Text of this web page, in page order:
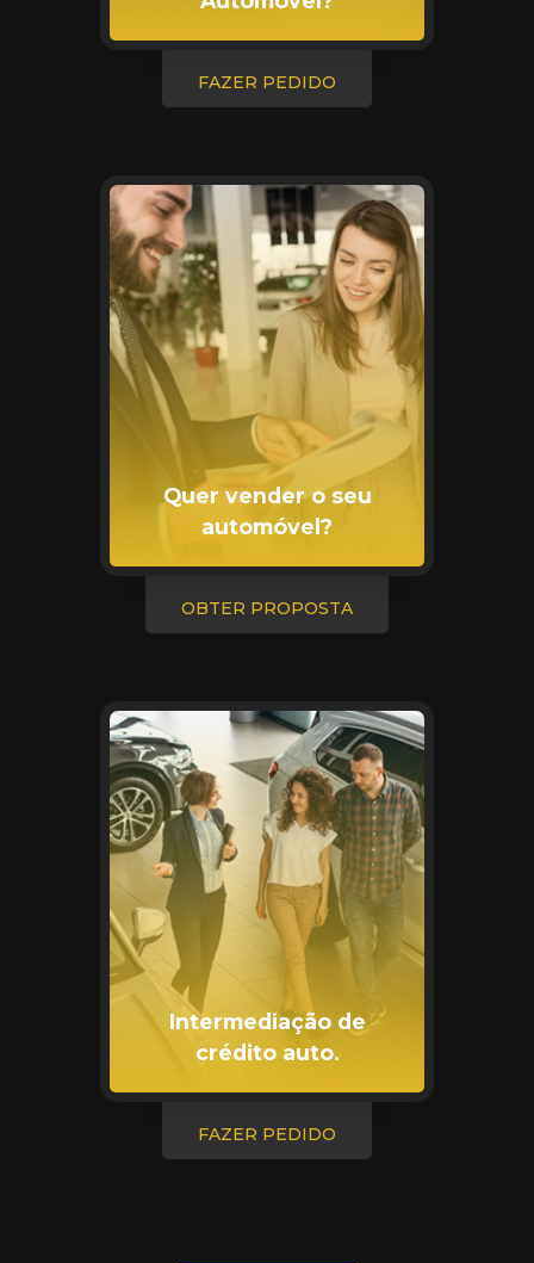
FAZER PEDIDO
Quer vender o seu
automóvel?
OBTER PROPOSTA
Intermediação de
crédito auto.
FAZER PEDIDO